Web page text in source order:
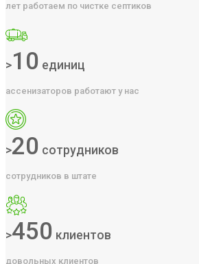
лет работаем по чистке септиков
>10 единиц
ассенизаторов работают у нас
>20 сотрудников
сотрудников в штате
>450 клиентов
довольных клиентов